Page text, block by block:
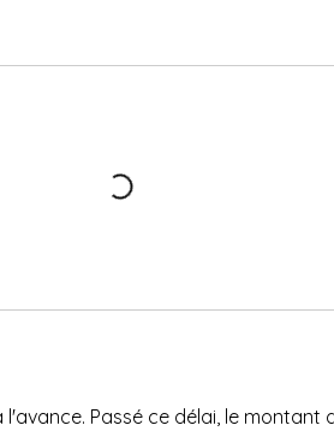
Passé ce délai, le montant